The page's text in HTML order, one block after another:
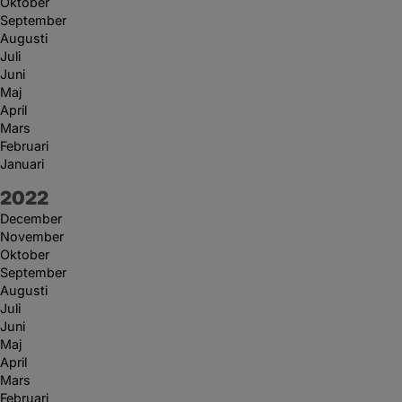
September
Augusti
Juli
Juni
Maj
April
Mars
Februari
Januari
År:
2022
December
November
Oktober
September
Augusti
Juli
Juni
Maj
April
Mars
Februari